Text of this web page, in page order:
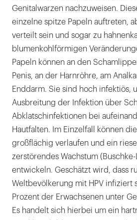
Genitalwarzen nachzuweisen.
einzelne spitze Papeln auftreten,
verteilt sein und sogar zu
blumenkohlförmigen
Papeln können an den
Penis, an der Harnröhre, am
Enddarm. Sie sind hoch infektiös,
Ausbreitung der Infektion über
Abklatschinfektionen bei
Hautfalten. Im Einzelfall können
großflächig verlaufen und ein
zerstörendes Wachstum
entwickeln. Geschätzt wird, dass
Weltbevölkerung mit HPV infiziert
Prozent der Erwachsenen unter
Es handelt sich hierbei um ein